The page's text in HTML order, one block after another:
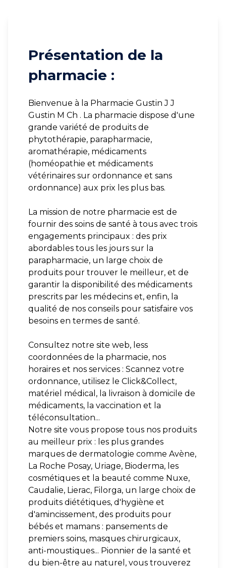
Présentation de la
pharmacie :
Bienvenue à la Pharmacie Gustin J J
Gustin M Ch . La pharmacie dispose d'une
grande variété de produits de
phytothérapie, parapharmacie,
aromathérapie, médicaments
(homéopathie et médicaments
vétérinaires sur ordonnance et sans
ordonnance) aux prix les plus bas.
La mission de notre pharmacie est de
fournir des soins de santé à tous avec trois
engagements principaux : des prix
abordables tous les jours sur la
parapharmacie, un large choix de
produits pour trouver le meilleur, et de
garantir la disponibilité des médicaments
prescrits par les médecins et, enfin, la
qualité de nos conseils pour satisfaire vos
besoins en termes de santé.
Consultez notre site web, less
coordonnées de la pharmacie, nos
horaires et nos services : Scannez votre
ordonnance, utilisez le Click&Collect,
matériel médical, la livraison à domicile de
médicaments, la vaccination et la
téléconsultation...
Notre site vous propose tous nos produits
au meilleur prix : les plus grandes
marques de dermatologie comme Avène,
La Roche Posay, Uriage, Bioderma, les
cosmétiques et la beauté comme Nuxe,
Caudalie, Lierac, Filorga, un large choix de
produits diététiques, d'hygiène et
d'amincissement, des produits pour
bébés et mamans : pansements de
premiers soins, masques chirurgicaux,
anti-moustiques... Pionnier de la santé et
du bien-être au naturel, vous trouverez